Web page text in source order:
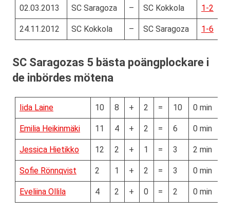
02.03.2013 SC Saragoza – SC Kokkola 1-2
24.11.2012 SC Kokkola – SC Saragoza 1-6
SC Saragozas 5 bästa poängplockare i
de inbördes mötena
Iida Laine 10 8 + 2 = 10 0 min
Emilia Heikinmäki 11 4 + 2 = 6 0 min
Jessica Hietikko 12 2 + 1 = 3 2 min
Sofie Rönnqvist 2 1 + 2 = 3 0 min
Eveliina Ollila 4 2 + 0 = 2 0 min